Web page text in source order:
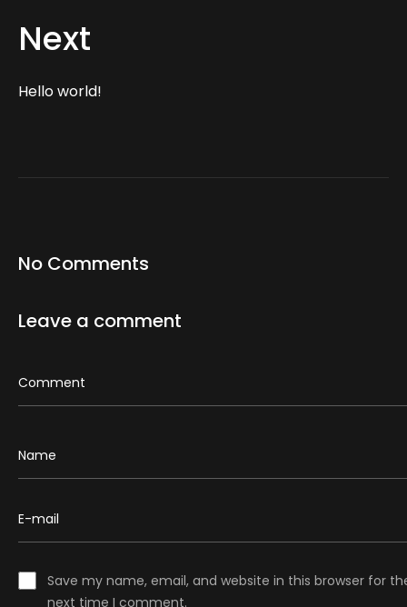
Next
Hello world!
No Comments
Leave a comment
Save my name, email, and website in this browser for
next time I comment.